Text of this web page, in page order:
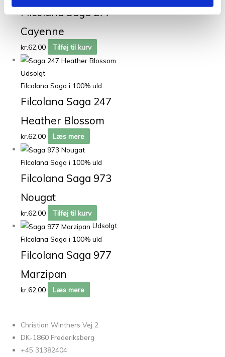
Filcolana Saga 277
Cayenne
kr.62,00 Tilføj til kurv
Udsolgt
Filcolana Saga i 100% uld
Filcolana Saga 247
Heather Blossom
kr.62,00 Læs mere
Filcolana Saga i 100% uld
Filcolana Saga 973
Nougat
kr.62,00
Tilføj til kurv
Udsolgt
Filcolana Saga i 100% uld
Filcolana Saga 977
Marzipan
kr.62,00 Læs mere
Christian Winthers Vej 2
DK-1860 Frederiksberg
+45 31382404